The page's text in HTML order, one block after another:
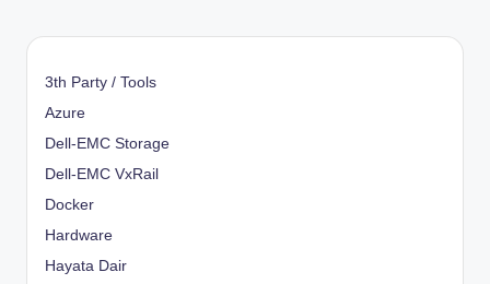
3th Party / Tools
Azure
Dell-EMC Storage
Dell-EMC VxRail
Docker
Hardware
Hayata Dair